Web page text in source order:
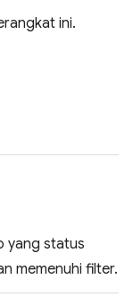
ini.
yang status
memenuhi filter.